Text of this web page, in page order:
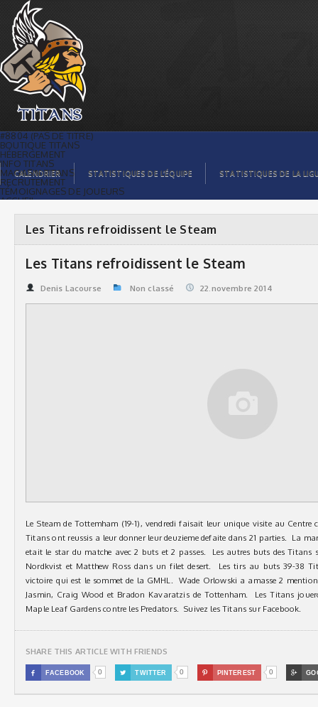
Les Titans refroidissent le Steam |
Titans de témiscaming
#8804 (PAS DE TITRE)
BOUTIQUE TITANS
HÉBERGEMENT
INFO TITANS
MAGASIN TITANS
RECRUTEMENT
TÉMOIGNAGES DE JOUEURS
ACCUEIL
GALERIE PHOTOS
STATISTIQUES
ORGANISATION
CALENDRIER
COMMANDITAIRES
STATISTIQUES DE LA LIGUE
CALENDRIER STATISTIQUES DE L’ÉQUIPE STATISTIQUES DE LA
Les Titans refroidissent le Steam
Les Titans refroidissent le Steam
Denis Lacourse Non classé 22.novembre 2014
Le Steam de Tottemham (19-1), vendredi faisait leur unique visite au Centre
Titans ont reussis a leur donner leur deuzieme defaite dans 21 parties. La
etait le star du matche avec 2 buts et 2 passes. Les autres buts des Titans
Nordkvist et Matthew Ross dans un filet desert. Les tirs au buts 39-38
victoire qui est le sommet de la GMHL. Wade Orlowski a amasse 2
Jasmin, Craig Wood et Bradon Kavaratzis de Tottenham. Les Titans
Maple Leaf Gardens contre les Predators. Suivez les Titans sur Facebook.
SHARE THIS ARTICLE WITH FRIENDS
 FACEBOOK 0  TWITTER 0  PINTEREST 0 